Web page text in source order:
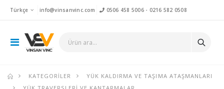
Türkçe info@vinsanvinc.com 0506 458 5006- 0216 582 0508
KATEGORILER
YÜK KALDIRMA VE TAŞIMA ATAŞMANLARI